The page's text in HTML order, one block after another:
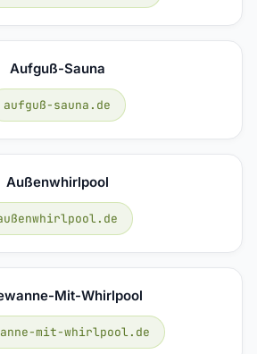
Aufguß-Sauna
aufguß-sauna.de
Außenwhirlpool
Mit-Whirlpool
mit-whirlpool.de